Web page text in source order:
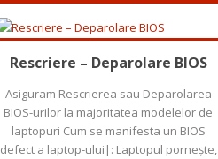
Citește mai mult
Rescriere – Deparolare BIOS
Asiguram Rescrierea sau Deparolarea
BIOS-urilor la majoritatea modelelor de
laptopuri Cum se manifesta un BIOS
defect a laptop-ului|: Laptopul porneşte,